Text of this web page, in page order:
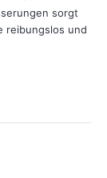
sorgt
reibungslos und